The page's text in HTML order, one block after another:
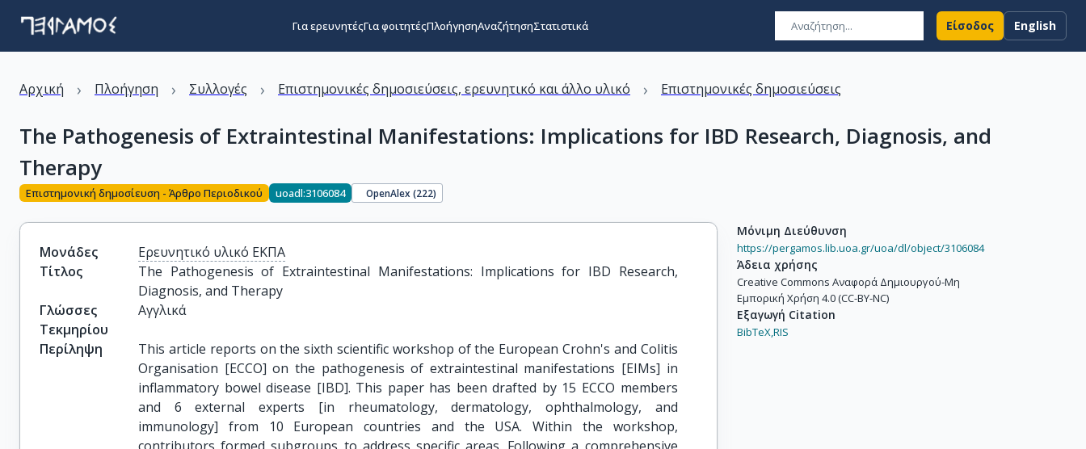
Για ερευνητέςΓια φοιτητέςΠλοήγησηΑναζήτησηΣτατιστικά Είσοδος English
Αρχική › Πλοήγηση › Συλλογές › Επιστημονικές δημοσιεύσεις, ερευνητικό και άλλο υλικό › Επιστημονικές δημοσιεύσεις
The Pathogenesis of Extraintestinal Manifestations: Implications for IBD Research, Diagnosis, and
Therapy
Επιστημονική δημοσίευση - Άρθρο Περιοδικού uoadl:3106084 OpenAlex (222)
Μονάδες
Ερευνητικό υλικό ΕΚΠΑ
Τίτλος
The Pathogenesis of Extraintestinal Manifestations: Implications for IBD Research,
Diagnosis, and Therapy
Γλώσσες
Τεκμηρίου
Αγγλικά
Περίληψη
This article reports on the sixth scientific workshop of the European Crohn's and Colitis
Organisation [ECCO] on the pathogenesis of extraintestinal manifestations [EIMs] in
inflammatory bowel disease [IBD]. This paper has been drafted by 15 ECCO members
and 6 external experts [in rheumatology, dermatology, ophthalmology, and
immunology] from 10 European countries and the USA. Within the workshop,
Μόνιμη Διεύθυνση
https://pergamos.lib.uoa.gr/uoa/dl/object/3106084
Άδεια χρήσης
Creative Commons Αναφορά Δημιουργού-Μη
Εμπορική Χρήση 4.0 (CC-BY-NC)
Εξαγωγή Citation
BibTeX,RIS